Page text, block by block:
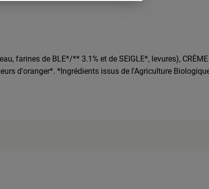
farines de BLE*/** 3.1% et de SEIGLE*, levures),
d'oranger*. *Ingrédients issus de l'Agriculture